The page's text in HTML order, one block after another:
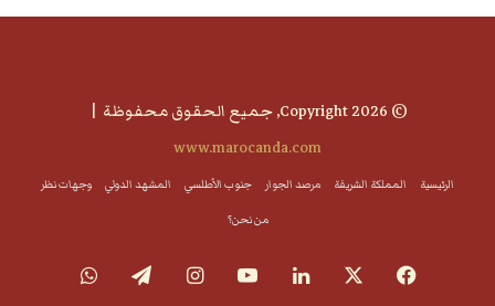
© Copyright 2026, جميع الحقوق محفوظة |
www.marocanda.com
الرئيسية المملكة الشريفة مرصد الجوار جنوب الأطلسي المشهد الدولي
وجهات نظر
من نحن؟
فيسبوك لينكدإن ‫YouTube انستقرام تيلقرام